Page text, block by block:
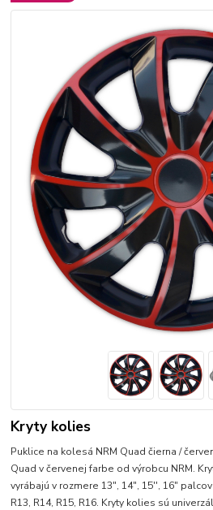
Kryty kolies
Puklice na kolesá NRM Quad čierna /
Quad v červenej farbe od výrobcu NRM.
vyrábajú v rozmere 13", 14", 15'', 16"
R13, R14, R15, R16. Kryty kolies sú